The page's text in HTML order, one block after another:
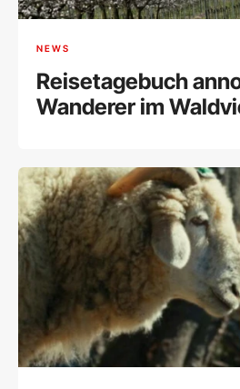
NEWS
Reisetagebuch
Wanderer im